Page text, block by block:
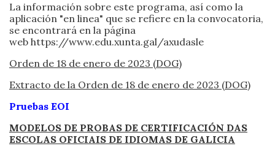
La información sobre este programa, así como la
aplicación "en linea" que se refiere en la convocatoria,
se encontrará en la página
web https://www.edu.xunta.gal/axudasle
Orden de 18 de enero de 2023 (DOG)
Extracto de la Orden de 18 de enero de 2023 (DOG)
Pruebas EOI
MODELOS DE PROBAS DE CERTIFICACIÓN DAS
ESCOLAS OFICIAIS DE IDIOMAS DE GALICIA